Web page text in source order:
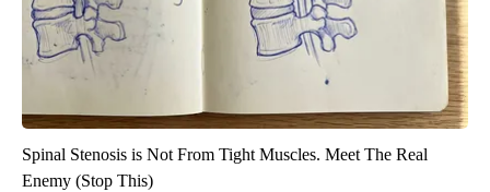
Spinal Stenosis is Not From Tight Muscles. Meet The Real
Enemy (Stop This)